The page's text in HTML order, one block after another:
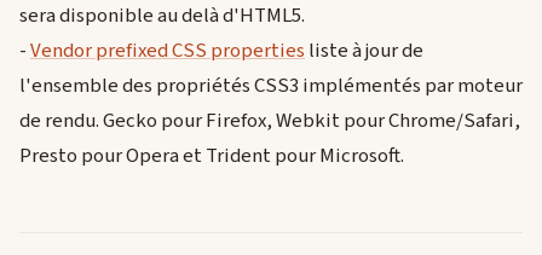
sera disponible au delà d'HTML5.
-Vendor prefixed CSS propertiesliste à jour de
l'ensemble des propriétés CSS3 implémentés par moteur
de rendu. Gecko pour Firefox, Webkit pour Chrome/Safari,
Presto pour Opera et Trident pour Microsoft.